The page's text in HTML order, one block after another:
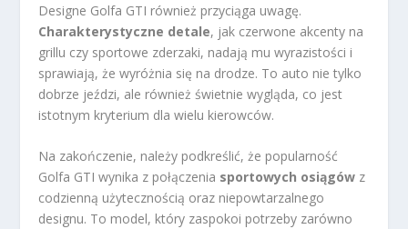
Designe Golfa GTI również przyciąga uwagę.
Charakterystyczne detale, jak czerwone akcenty na
grillu czy sportowe zderzaki, nadają mu wyrazistości i
sprawiają, że wyróżnia się na drodze. To auto nie tylko
dobrze jeździ, ale również świetnie wygląda, co jest
istotnym kryterium dla wielu kierowców.
Na zakończenie, należy podkreślić, że popularność
Golfa GTI wynika z połączenia sportowych osiągów z
codzienną użytecznością oraz niepowtarzalnego
designu. To model, który zaspokoi potrzeby zarówno